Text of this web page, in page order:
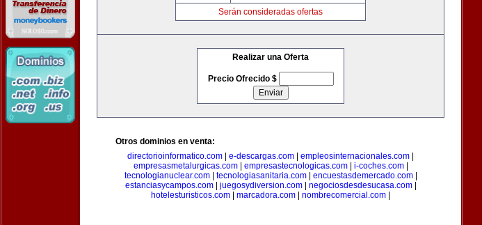
Serán consideradas ofertas
Realizar una Oferta
Precio Ofrecido $
Otros dominios en venta:
directorioinformatico.com
e-descargas.com empleosinternacionales.com
empresasmetalurgicas.com| empresastecnologicas.com| i-coches.com|
tecnologianuclear.com| tecnologiasanitaria.com| encuestasdemercado.com|
estanciasycampos.com| juegosydiversion.com| negociosdesdesucasa.com|
hotelesturisticos.com
marcadora.com nombrecomercial.com